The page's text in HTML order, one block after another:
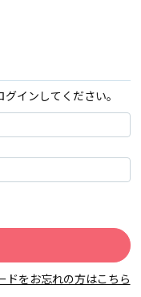
インしてください。
ドをお忘れの方はこちら